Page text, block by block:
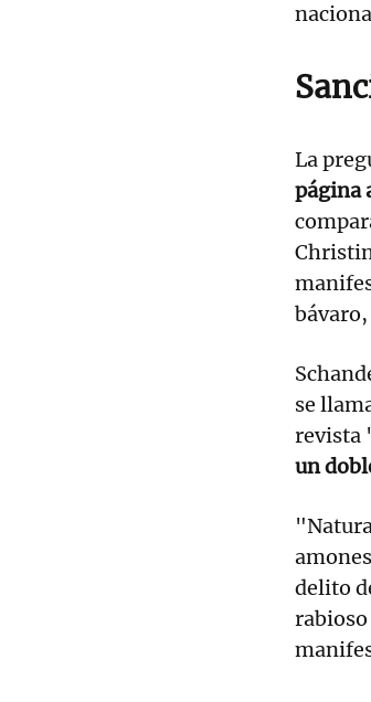
La
página
se
revista
un
delito